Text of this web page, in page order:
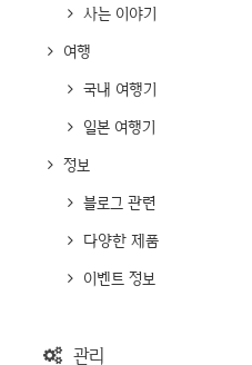
사는 이야기
여행
국내 여행기
일본 여행기
정보
블로그 관련
다양한 제품
이벤트 정보
관리